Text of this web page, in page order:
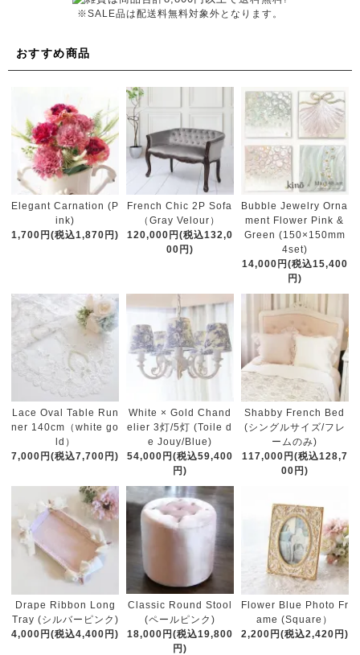
※SALE品は配送料無料対象外となります。
おすすめ商品
Elegant Carnation (P
ink)
1,700円(税込1,870円)
French Chic 2P Sofa
（Gray Velour）
120,000円(税込132,0
00円)
Bubble Jewelry Orna
ment Flower Pink &
Green (150×150mm
4set)
14,000円(税込15,400
円)
Lace Oval Table Run
ner 140cm（white go
ld）
7,000円(税込7,700円)
White × Gold Chand
elier 3灯/5灯 (Toile d
e Jouy/Blue)
54,000円(税込59,400
円)
Shabby French Bed
(シングルサイズ/フレ
ームのみ)
117,000円(税込128,7
00円)
Drape Ribbon Long
Tray (シルバーピンク)
4,000円(税込4,400円)
Classic Round Stool
(ペールピンク)
18,000円(税込19,800
円)
Flower Blue Photo Fr
ame (Square）
2,200円(税込2,420円)